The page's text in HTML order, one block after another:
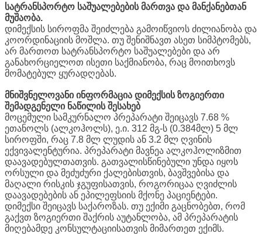
სატრანსპორტო საშუალებების მართვა და მანქანებთან
მუშაობა.
დიმექსის სიროფმა შეიძლება გამოიწვიოს ძილიანობა და
კოორდინაციის მოშლა. თუ შენიშნავთ ასეთ სიმპტომებს,
არ მართოთ სატრანსპორტო საშუალებები და არ
განახორციელოთ ისეთი საქმიანობა, რაც მოითხოვს
მომატებულ ყურადღებას.
მნიშვნელოვანი ინფორმაცია დიმექსის ზოგიერთი
შემადგენელი ნაწილის შესახებ
მოცემული სამკურნალო პრეპარატი შეიცავს 7.68 %
ეთანოლს (ალკოჰოლს), ე.ი. 312 მგ-ს (0.384მლ) 5 მლ
სიროფში, რაც 7.8 მლ ლუდის ან 3.2 მლ ღვინის
ექვივალენტურია. პრეპარატი მავნეა ალკოჰოლიზმით
დაავადებულთათვის. გათვალისწინებული უნდა იყოს
ორსული და მეძუძური ქალებისთვის, ბავშვებისა და
მაღალი რისკის ჯგუფისათვის, როგორიცაა ღვიძლის
დაავადებების ან ეპილეფსიის მქონე პაციენტები.
დიმექსი შეიცავს საქაროზას. თუ ექიმი გაცნობებთ, რომ
გაქვთ ზოგიერთი შაქრის აუტანლობა, ამ პრეპარატის
მიღებამდე კონსულტაციისათვის მიმართეთ ექიმს.